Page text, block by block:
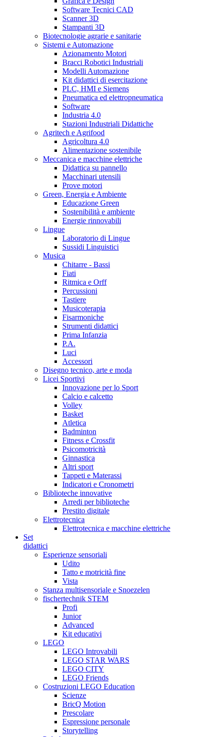
Software Tecnici CAD
Scanner 3D
Stampanti 3D
Biotecnologie agrarie e sanitarie
Sistemi e Automazione
Azionamento Motori
Bracci Robotici Industriali
Modelli Automazione
Kit didattici di esercitazione
PLC, HMI e Siemens
Pneumatica ed elettropneumatica
Software
Industria 4.0
Stazioni Industriali Didattiche
Agritech e Agrifood
Agricoltura 4.0
Alimentazione sostenibile
Meccanica e macchine elettriche
Didattica su pannello
Macchinari utensili
Prove motori
Green, Energia e Ambiente
Educazione Green
Sostenibilità e ambiente
Energie rinnovabili
Lingue
Laboratorio di Lingue
Sussidi Linguistici
Musica
Chitarre - Bassi
Fiati
Ritmica e Orff
Percussioni
Tastiere
Musicoterapia
Fisarmoniche
Strumenti didattici
Prima Infanzia
P.A.
Luci
Accessori
Disegno tecnico, arte e moda
Licei Sportivi
Innovazione per lo Sport
Calcio e calcetto
Volley
Basket
Atletica
Badminton
Fitness e Crossfit
Psicomotricità
Ginnastica
Altri sport
Tappeti e Materassi
Indicatori e Cronometri
Biblioteche innovative
Arredi per biblioteche
Prestito digitale
Elettrotecnica
Elettrotecnica e macchine elettriche
Set
didattici
Esperienze sensoriali
Udito
Tatto e motricità fine
Vista
Stanza multisensoriale e Snoezelen
fischertechnik STEM
Profi
Junior
Advanced
Kit educativi
LEGO
LEGO Introvabili
LEGO STAR WARS
LEGO CITY
LEGO Friends
Costruzioni LEGO Education
Scienze
BricQ Motion
Prescolare
Espressione personale
Storytelling